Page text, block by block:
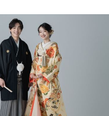
すべてのアイテム
フラワーショップ一覧